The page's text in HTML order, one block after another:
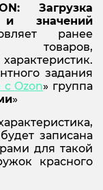
Загрузка
и значений
ранее
товаров,
задания
сOzon» группа
»
записана
для такой
красного